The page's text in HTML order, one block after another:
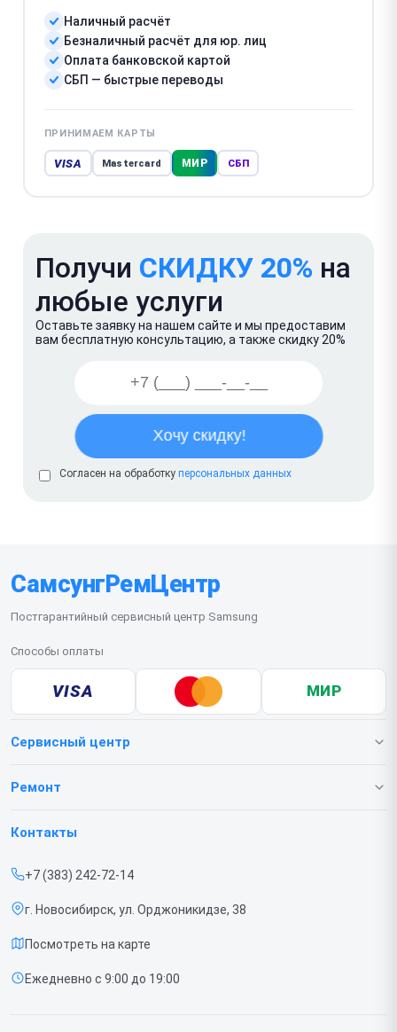
Наличный расчёт
Безналичный расчёт для юр. лиц
Оплата банковской картой
СБП — быстрые переводы
ПРИНИМАЕМ КАРТЫ
VISA Mastercard МИР СБП
Получи СКИДКУ 20% на
любые услуги
Оставьте заявку на нашем сайте и мы предоставим
вам бесплатную консультацию, а также скидку 20%
Согласен на обработку персональных данных
СамсунгРемЦентр
Постгарантийный сервисный центр Samsung
Способы оплаты
VISA МИР
Сервисный центр
О нашем сервисе
Срочный ремонт
Доставка и способы оплаты
Диагностика
Контакты
Ремонт
Телефонов
Контакты
+7 (383) 242-72-14
г. Новосибирск, ул. Орджоникидзе, 38
Посмотреть на карте
Ежедневно с 9:00 до 19:00